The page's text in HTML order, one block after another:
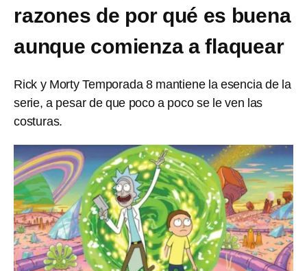
razones de por qué es buena
aunque comienza a flaquear
Rick y Morty Temporada 8 mantiene la esencia de la
serie, a pesar de que poco a poco se le ven las
costuras.